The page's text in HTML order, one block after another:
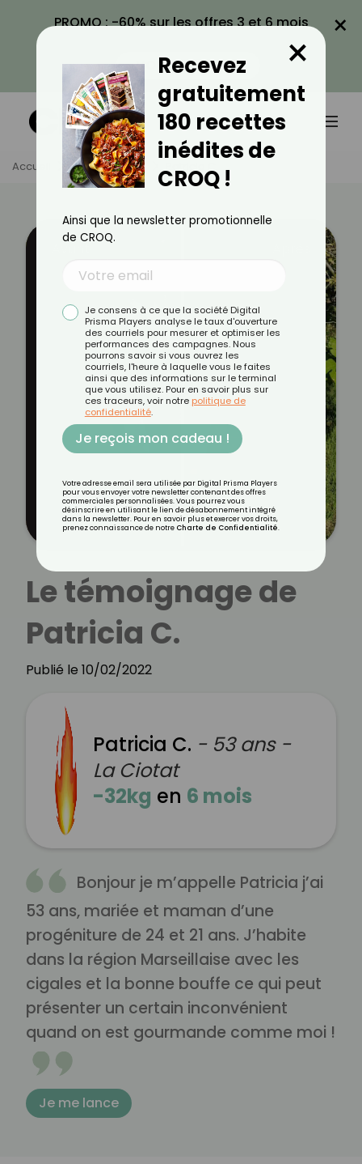
PROMO : -60% sur les offres 3 et 6 mois
VOIR LA PROMO
×
Accueil Témoignages
Le témoignage de
Patricia C.
Publié le 10/02/2022
Patricia C. - 53 ans -
La Ciotat
-32kg en 6 mois
Bonjour je m’appelle Patricia j’ai
53 ans, mariée et maman d’une
progéniture de 24 et 21 ans. J’habite
dans la région Marseillaise avec les
cigales et la bonne bouffe ce qui peut
présenter un certain inconvénient
quand on est gourmande comme moi !
Je me lance
Recevez
gratuitement
180 recettes
inédites de
CROQ !
×
Ainsi que la newsletter promotionnelle
de CROQ.
Je consens à ce que la société Digital
Prisma Players analyse le taux d'ouverture
des courriels pour mesurer et optimiser les
performances des campagnes. Nous
pourrons savoir si vous ouvrez les
courriels, l'heure à laquelle vous le faites
ainsi que des informations sur le terminal
que vous utilisez. Pour en savoir plus sur
ces traceurs, voir notre politique de
confidentialité.
Je reçois mon cadeau !
Votre adresse email sera utilisée par Digital Prisma Players
pour vous envoyer votre newsletter contenant des offres
commerciales personnalisées. Vous pourrez vous
désinscrire en utilisant le lien de désabonnement intégré
dans la newsletter. Pour en savoir plus et exercer vos droits,
prenez connaissance de notre Charte de Confidentialité.